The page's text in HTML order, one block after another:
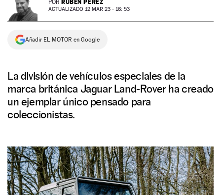
NEWSLETTER
SÍGUENOS
POR RUBÉN PÉREZ
ACTUALIZADO 12 MAR 23 - 16: 53
Añadir EL MOTOR en Google
La división de vehículos especiales de la
marca británica Jaguar Land-Rover ha creado
un ejemplar único pensado para
coleccionistas.